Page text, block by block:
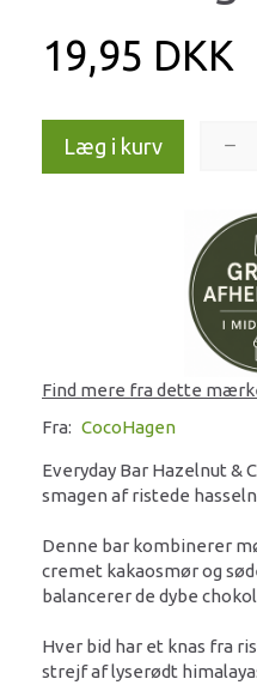
19,95 DKK
Læg i kurv
Find mere fra dette
Fra: CocoHagen
Everyday Bar Hazelnut &
smagen af ristede
Denne bar kombinerer
cremet kakaosmør og
balancerer de dybe
Hver bid har et knas fra
strejf af lyserødt